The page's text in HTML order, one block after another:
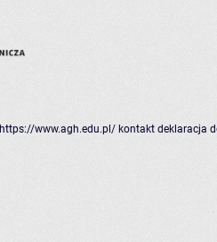
https://www.agh.edu.pl/ kontakt deklaracja